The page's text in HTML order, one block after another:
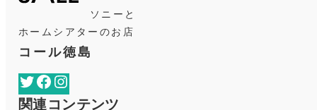
ソニーと
ホームシアターのお店
コール徳島
TwitterFacebook
関連コンテンツ